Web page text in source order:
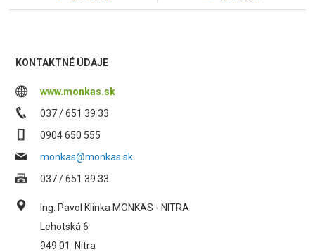
KONTAKTNÉ ÚDAJE
www.monkas.sk
037 / 651 39 33
0904 650 555
monkas@monkas.sk
037 / 651 39 33
Ing. Pavol Klinka MONKAS - NITRA
Lehotská 6
949 01
Nitra